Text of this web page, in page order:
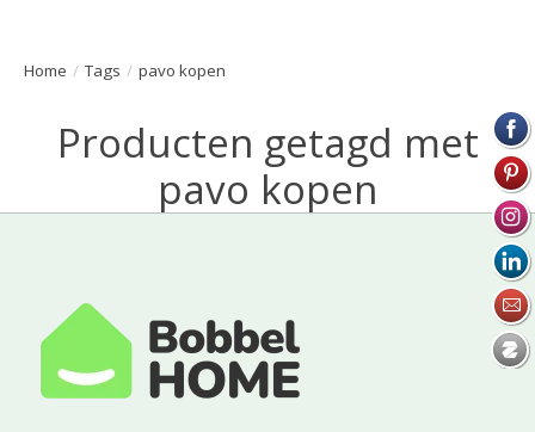
Home / Tags / pavo kopen
Producten getagd met
pavo kopen